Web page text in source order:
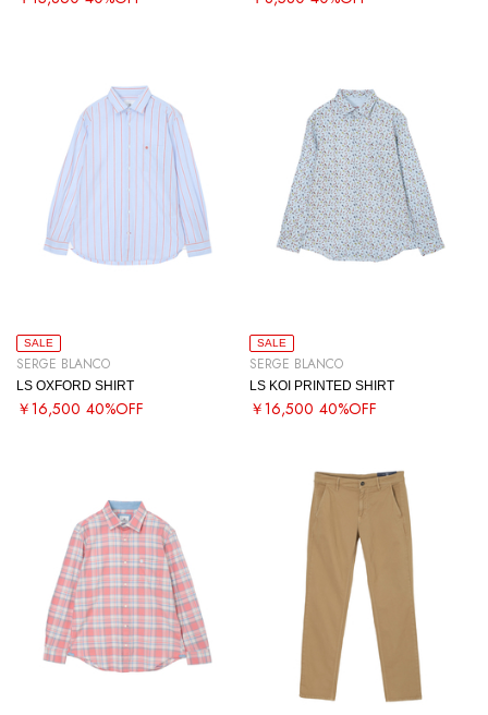
SALE
SERGE BLANCO
LS OXFORD SHIRT
￥16,500 40%OFF
SALE
SERGE BLANCO
LS KOI PRINTED SHIRT
￥16,500 40%OFF